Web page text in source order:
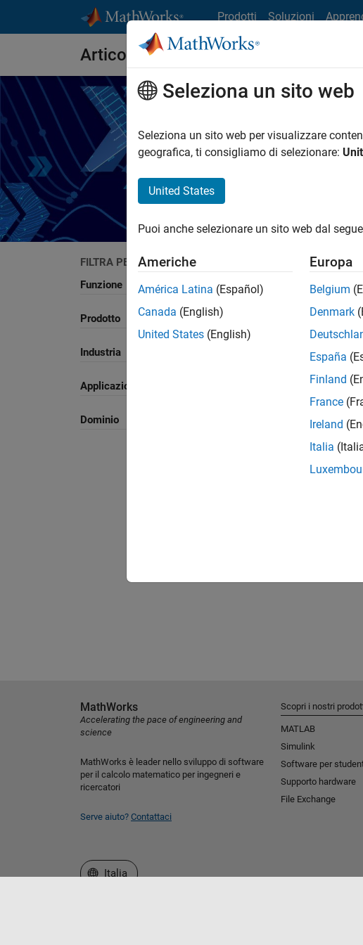
Prodotti Soluzioni
Articoli tecnici
FILTRA PER
Funzione
Prodotto
Industria
Applicazione
Dominio
Ordina per
Seleziona un sito web
Seleziona un sito web per visualizzare
geografica, ti consigliamo di selezionare:
United States
Puoi anche selezionare un sito web dal
Americhe
América Latina (Español)
Canada (English)
United States (English)
Europa
Belgium
Denmark
España
Finland
France
Ireland
Italia
MathWorks
Accelerating the pace of engineering and
science
MathWorks è leader nello sviluppo di software
per il calcolo matematico per ingegneri e
ricercatori
Serve aiuto? Contattaci
Scopri i nostri
MATLAB
Simulink
Software per
Supporto hardware
File Exchange
Seleziona un sito web
Italia